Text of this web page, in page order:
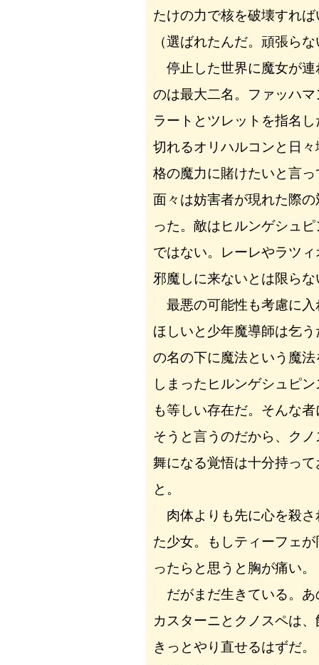
たけの力で核を破壊すれ
（選ばれたんだ。頑張ら
停止した世界に魔女が連
のは最大二名。ファッハ
ラートとツレットを指名
切れるオリハルコンと日
格の魔力に賭けたいと言
面々は妨害者が現れた際
った。敵はヒルンゲシュ
ではない。レーレやラツ
邪魔しに来ないとは限らな
最悪の可能性も考慮に入
ほしいと少年魔導師は乞
の名の下に魔法という魔
しまったヒルンゲシュピ
も等しい存在だ。そんな
そうと言うのだから、ク
舞になる覚悟は十分持っ
と。
肉体よりも先に心を殺さ
た少女。もしティーフェ
ったらと思うと胸が痛い。
だがまだ生きている。あ
カスターニとクノスペは
きっとやり直せるはずだ。